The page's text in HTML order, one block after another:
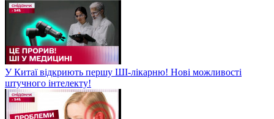
У Китаї відкриють першу ШІ-лікарню! Нові можливості
штучного інтелекту!